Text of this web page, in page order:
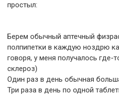
простыл:
Берем обычный аптечный
полпипетки в каждую ноздрю
говоря, у меня получалось
склероз)
Один раз в день обычная
Три раза в день по одной